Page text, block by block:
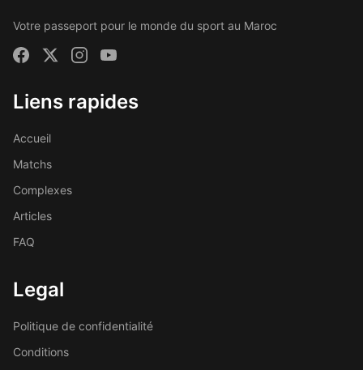
Votre passeport pour le monde du sport au Maroc
Liens rapides
Accueil
Matchs
Complexes
Articles
FAQ
Legal
Politique de confidentialité
Conditions